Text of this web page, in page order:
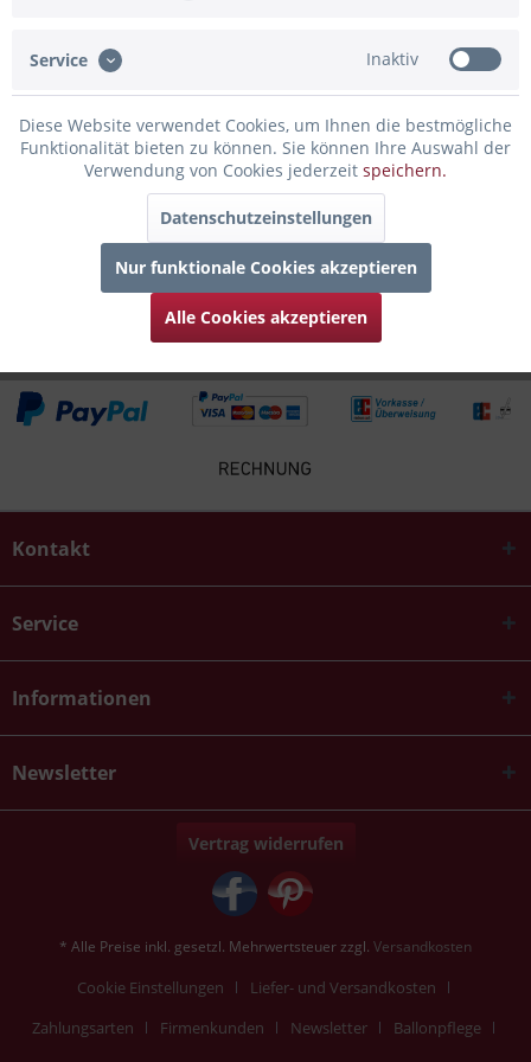
Bewertungen
0
Bewertungen lesen, schreiben und diskutieren...mehr
Infos zum Hersteller
Folgende Infos zum Hersteller sind verfübar......
4
Kontakt
Service
Informationen
Newsletter
Vertrag widerrufen
* Alle Preise inkl. gesetzl. Mehrwertsteuer zzgl. Versandkosten
Cookie Einstellungen
Liefer- und Versandkosten
Zahlungsarten
Firmenkunden Newsletter
Ballonpflege
Service Inaktiv
Diese Website verwendet Cookies, um Ihnen die bestmögliche
Funktionalität bieten zu können. Sie können Ihre Auswahl der
Verwendung von Cookies jederzeit speichern.
Datenschutzeinstellungen
Nur funktionale Cookies akzeptieren
Alle Cookies akzeptieren